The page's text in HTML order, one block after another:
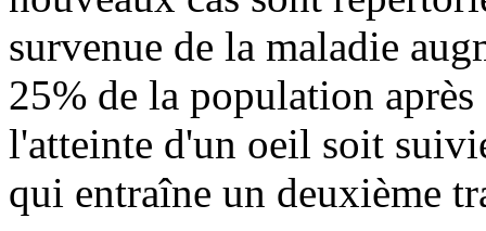
survenue de la maladie
25% de la population
l'atteinte d'un oeil soit
qui entraîne un deuxième